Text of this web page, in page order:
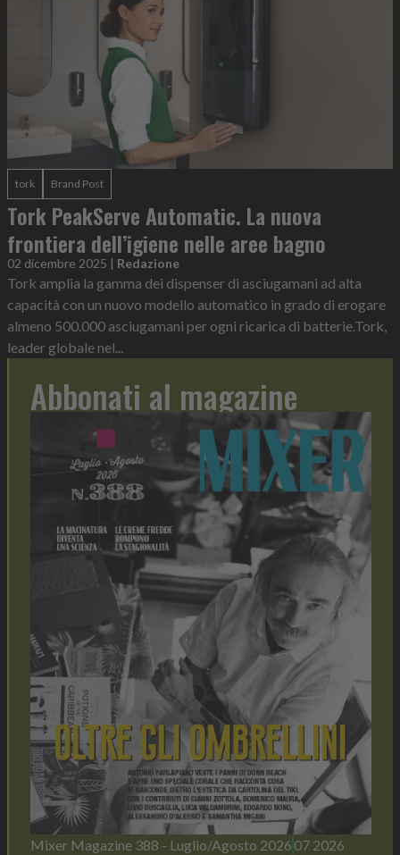
tork Brand Post
Tork PeakServe Automatic. La nuova
frontiera dell’igiene nelle aree bagno
02 dicembre 2025 | Redazione
Tork amplia la gamma dei dispenser di asciugamani ad alta
capacità con un nuovo modello automatico in grado di erogare
almeno 500.000 asciugamani per ogni ricarica di batterie.Tork,
leader globale nel...
Abbonati al magazine
Mixer Magazine 388 - Luglio/Agosto 2026 07 2026